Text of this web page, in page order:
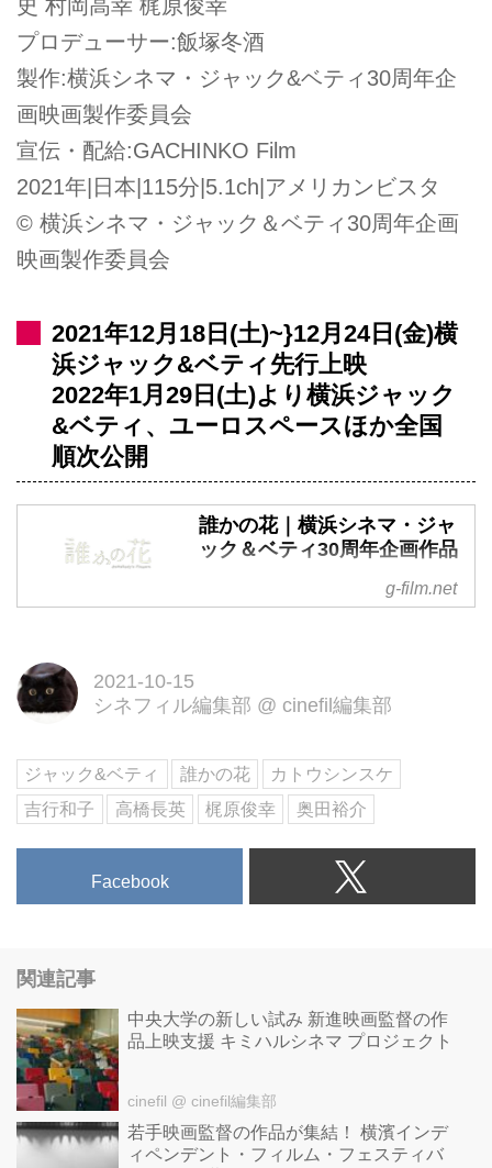
史 村岡高幸 梶原俊幸
プロデューサー:飯塚冬酒
製作:横浜シネマ・ジャック&ベティ30周年企
画映画製作委員会
宣伝・配給:GACHINKO Film
2021年|日本|115分|5.1ch|アメリカンビスタ
©︎ 横浜シネマ・ジャック＆ベティ30周年企画
映画製作委員会
2021年12月18日(土)~}12月24日(金)横
浜ジャック&ベティ先行上映
2022年1月29日(土)より横浜ジャック
&ベティ、ユーロスペースほか全国
順次公開
誰かの花｜横浜シネマ・ジャ
ック＆ベティ30周年企画作品
横浜シネマ・ジャック＆ベティ30
周年企画映画『誰かの花』
g-film.net
2021-10-15
シネフィル編集部 @ cinefil編集部
ジャック&ベティ 誰かの花
カトウシンスケ
吉行和子
高橋長英 梶原俊幸 奥田裕介
Facebook
関連記事
中央大学の新しい試み 新進映画監督の作
品上映支援 キミハルシネマ プロジェクト
cinefil @ cinefil編集部
若手映画監督の作品が集結！ 横濱インデ
ィペンデント・フィルム・フェスティバ